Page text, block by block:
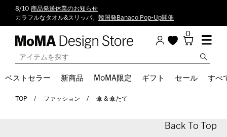
8/10 商品発送休業のお知らせ
カラフルなタオル&スリッパ。 韓国発Banaco Pop-Up開催
0
ベストセラー 新商品 MoMA限定 ギフト セール すべ
TOP ファッション 傘 & 傘たて
Back To Top